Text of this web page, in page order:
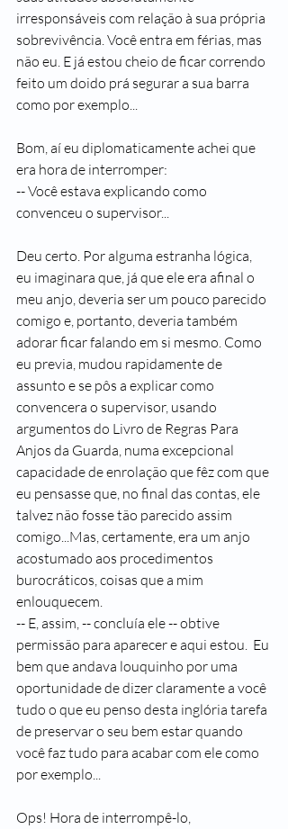
irresponsáveis com relação à sua própria
sobrevivência. Você entra em férias, mas
não eu. E já estou cheio de ficar correndo
feito um doido prá segurar a sua barra
como por exemplo...
Bom, aí eu diplomaticamente achei que
era hora de interromper:
-- Você estava explicando como
convenceu o supervisor...
Deu certo. Por alguma estranha lógica,
eu imaginara que, já que ele era afinal o
meu anjo, deveria ser um pouco parecido
comigo e, portanto, deveria também
adorar ficar falando em si mesmo. Como
eu previa, mudou rapidamente de
assunto e se pôs a explicar como
convencera o supervisor, usando
argumentos do Livro de Regras Para
Anjos da Guarda, numa excepcional
capacidade de enrolação que fêz com que
eu pensasse que, no final das contas, ele
talvez não fosse tão parecido assim
comigo...Mas, certamente, era um anjo
acostumado aos procedimentos
burocráticos, coisas que a mim
enlouquecem.
-- E, assim, -- concluía ele -- obtive
permissão para aparecer e aqui estou.  Eu
bem que andava louquinho por uma
oportunidade de dizer claramente a você
tudo o que eu penso desta inglória tarefa
de preservar o seu bem estar quando
você faz tudo para acabar com ele como
por exemplo...
Ops! Hora de interrompê-lo,